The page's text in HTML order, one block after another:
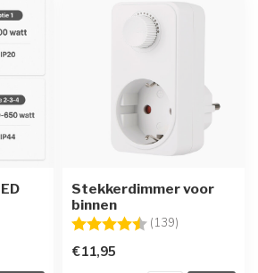
uit 5 sterren
Stekkerdimmer voor
binnen
Beoordeling: (139)
€11,95